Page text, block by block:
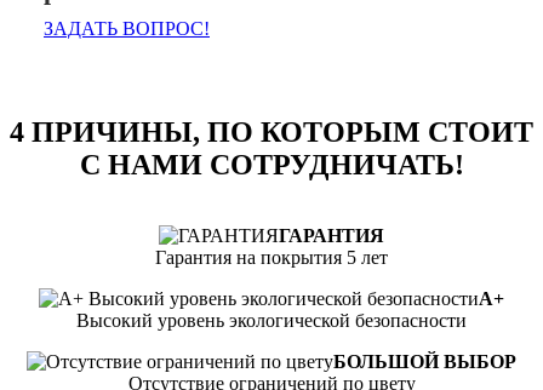
ЗАДАТЬ ВОПРОС!
4 ПРИЧИНЫ, ПО КОТОРЫМ СТОИТ
С НАМИ СОТРУДНИЧАТЬ!
ГАРАНТИЯ
Гарантия на покрытия 5 лет
А+
Высокий уровень экологической безопасности
БОЛЬШОЙ ВЫБОР
Отсутствие ограничений по цвету